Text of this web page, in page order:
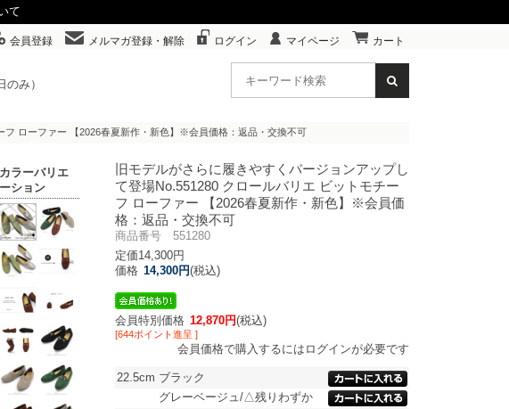
て
会員登録 メルマガ登録・解除 ログイン マイページ カート
み）
フ ローファー 【2026春夏新作・新色】※会員価格：返品・交換不可
旧モデルがさらに履きやすくバージョンアップし
て登場No.551280 クロールバリエ ビットモチー
フ ローファー 【2026春夏新作・新色】※会員価
格：返品・交換不可
商品番号 551280
定価14,300円
価格 14,300円(税込)
会員特別価格 12,870円(税込)
[644ポイント進呈 ]
会員価格で購入するにはログインが必要です
22.5cm ブラック
グレーベージュ/△残りわずか
カラーバリエ
ーション